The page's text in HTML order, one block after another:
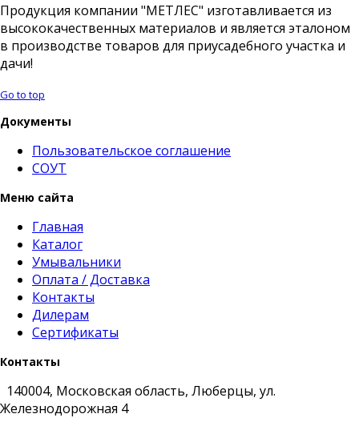
Продукция компании "МЕТЛЕС" изготавливается из
высококачественных материалов и является эталоном
в производстве товаров для приусадебного участка и
дачи!
Go to top
Документы
Пользовательское соглашение
СОУТ
Меню сайта
Главная
Каталог
Умывальники
Оплата / Доставка
Контакты
Дилерам
Сертификаты
Контакты
140004, Московская область, Люберцы, ул.
Железнодорожная 4